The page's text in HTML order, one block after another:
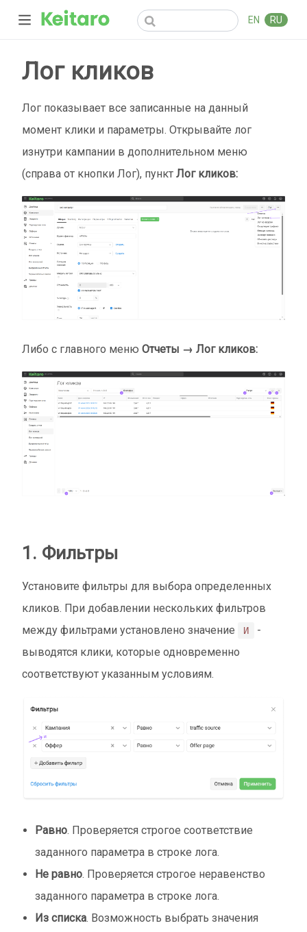
EN RU
Лог кликов
Лог показывает все записанные на данный
момент клики и параметры. Открывайте лог
изнутри кампании в дополнительном меню
(справа от кнопки Лог), пункт Лог кликов:
Либо с главного меню Отчеты → Лог кликов:
1. Фильтры
Установите фильтры для выбора определенных
кликов. При добавлении нескольких фильтров
между фильтрами установлено значение
И
-
выводятся клики, которые одновременно
соответствуют указанным условиям.
Равно. Проверяется строгое соответствие
заданного параметра в строке лога.
Не равно. Проверяется строгое неравенство
заданного параметра в строке лога.
Из списка. Возможность выбрать значения